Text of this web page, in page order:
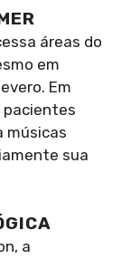
áreas do
em
Em
pacientes
músicas
sua
a